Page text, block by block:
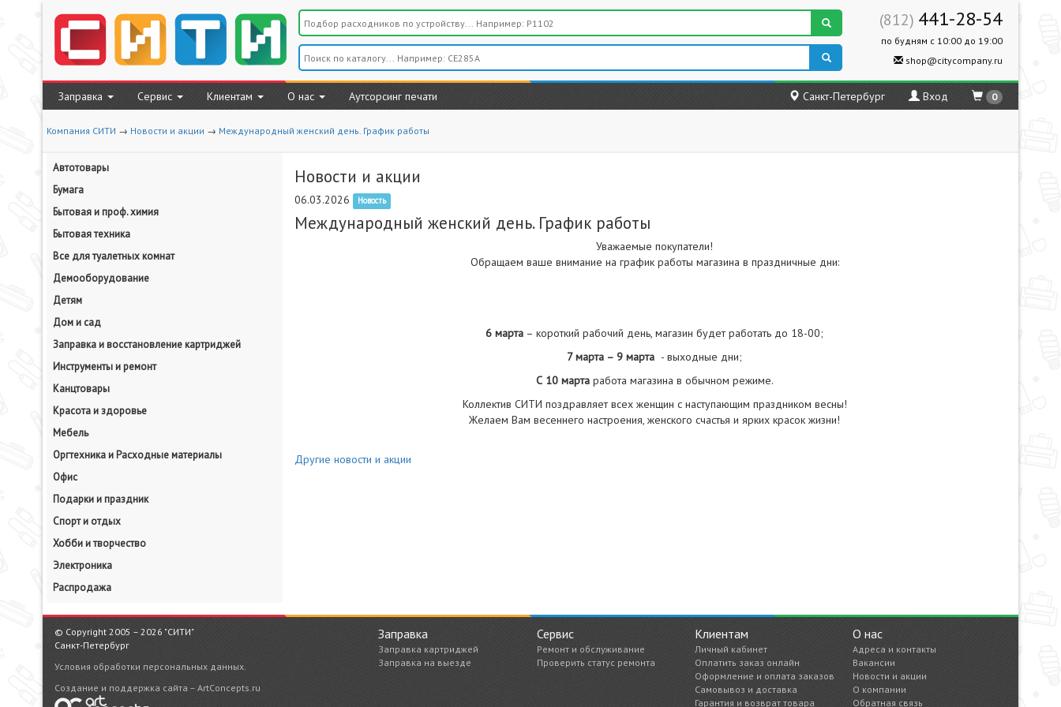
(812) 441-28-54
по будням с 10:00 до 19:00
shop@citycompany.ru
Заправка Сервис Клиентам О нас Аутсорсинг печати Санкт-Петербург Вход 0
Компания СИТИ → Новости и акции → Международный женский день. График работы
Автотовары
Бумага
Бытовая и проф. химия
Бытовая техника
Все для туалетных комнат
Демооборудование
Детям
Дом и сад
Заправка и восстановление картриджей
Инструменты и ремонт
Канцтовары
Красота и здоровье
Мебель
Оргтехника и Расходные материалы
Офис
Подарки и праздник
Спорт и отдых
Хобби и творчество
Электроника
Распродажа
Новости и акции
06.03.2026 Новость
Международный женский день. График работы
Уважаемые покупатели!
Обращаем ваше внимание на график работы магазина в праздничные дни:
6 марта – короткий рабочий день, магазин будет работать до 18-00;
7 марта – 9 марта - выходные дни;
С 10 мартаработа магазина в обычном режиме.
Коллектив СИТИ поздравляет всех женщин с наступающим праздником весны!
Желаем Вам весеннего настроения, женского счастья и ярких красок жизни!
Другие новости и акции
Заправка
Заправка картриджей
Заправка на выезде
Сервис
Ремонт и обслуживание
Проверить статус ремонта
Клиентам
Личный кабинет
Оплатить заказ онлайн
Оформление и оплата заказов
Самовывоз и доставка
Гарантия и возврат товара
О нас
Адреса и контакты
Вакансии
Новости и акции
О компании
Обратная связь
© Copyright 2005 – 2026 "СИТИ"
Санкт-Петербург
Условия обработки персональных данных.
Создание и поддержка сайта – ArtConcepts.ru